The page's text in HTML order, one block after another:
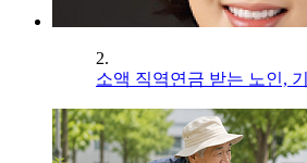
2.
소액 직역연금 받는 노인,